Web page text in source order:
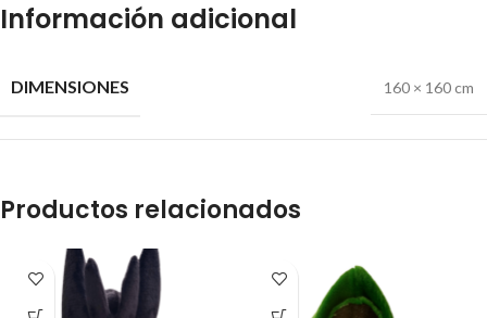
Información adicional
DIMENSIONES 160 × 160 cm
Productos relacionados